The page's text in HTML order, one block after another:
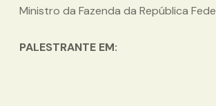
Ministro da Fazenda da República
PALESTRANTE EM: